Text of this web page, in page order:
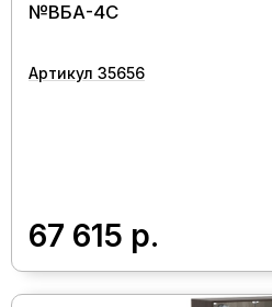
№ВБА-4С
Артикул 35656
67 615 р.